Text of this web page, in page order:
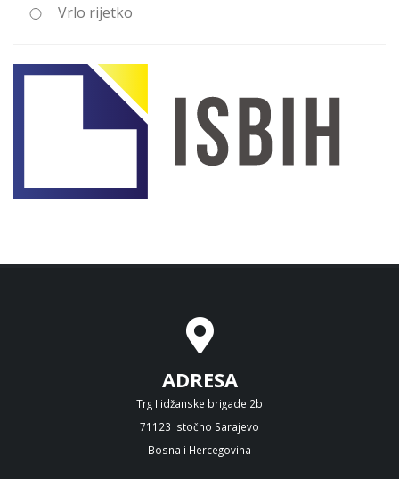
Vrlo rijetko
ADRESA
Trg Ilidžanske brigade 2b
71123 Istočno Sarajevo
Bosna i Hercegovina